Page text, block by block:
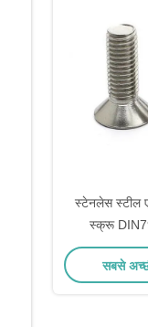
स्टेनलेस स्टील
स्क्रू
सबसे